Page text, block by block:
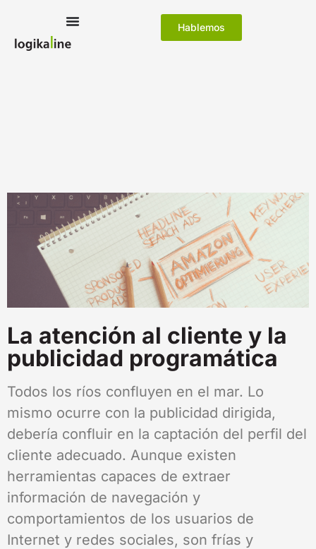
Hablemos
La atención al cliente y la
publicidad programática
Todos los ríos confluyen en el mar. Lo
mismo ocurre con la publicidad dirigida,
debería confluir en la captación del perfil del
cliente adecuado. Aunque existen
herramientas capaces de extraer
información de navegación y
comportamientos de los usuarios de
Internet y redes sociales, son frías y